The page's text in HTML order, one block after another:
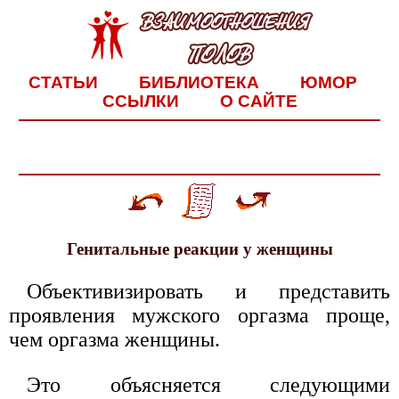
СТАТЬИ БИБЛИОТЕКА
ЮМОР
ССЫЛКИ
О САЙТЕ
Генитальные реакции у женщины
Объективизировать и представить
проявления мужского оргазма проще,
чем оргазма женщины.
Это объясняется следующими